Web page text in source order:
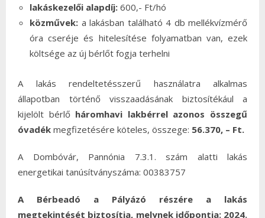
lakáskezelői alapdíj: 600,- Ft/hó
közművek: a lakásban található 4 db mellékvízmérő
óra cseréje és hitelesítése folyamatban van, ezek
költsége az új bérlőt fogja terhelni
A lakás rendeltetésszerű használatra alkalmas
állapotban történő visszaadásának biztosítékául a
kijelölt bérlő háromhavi lakbérrel azonos összegű
óvadék megfizetésére köteles, összege: 56.370, – Ft.
A Dombóvár, Pannónia 7.3.1. szám alatti lakás
energetikai tanúsítványszáma: 00383757
A Bérbeadó a Pályázó részére a lakás
megtekintését biztosítja, melynek időpontja: 2024.